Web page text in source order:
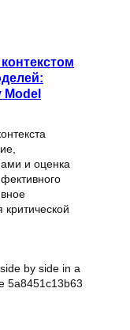
Model
и оценка
критической